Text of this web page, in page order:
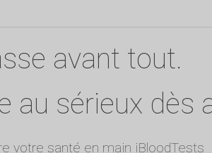
avant tout.
au sérieux dès
votre santé en main iBloodTests